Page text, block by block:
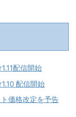
配信開始
配信開始
価格改定を予告